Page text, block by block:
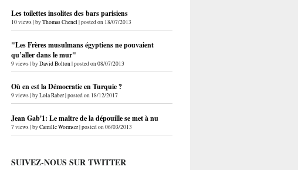
Les toilettes insolites des bars parisiens
10 views|byThomas Chenel |posted on 18/07/2013
"Les Frères musulmans égyptiens ne pouvaient
qu’aller dans le mur"
9 views|byDavid Bolton|posted on 08/07/2013
Où en est la Démocratie en Turquie ?
9 views|byLola Raber|posted on 18/12/2017
Jean Gab'1: Le maître de la dépouille se met à nu
7 views|byCamille Wormser|posted on 06/03/2013
SUIVEZ-NOUS SUR TWITTER